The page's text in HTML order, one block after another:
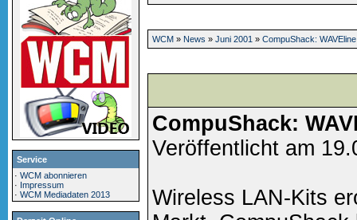
Service
·WCM abonnieren
· Impressum
·WCM Mediadaten 2013
WCM» News » Juni 2001 » CompuShack: WAVEline
CompuShack:
Veröffentlicht am
Wireless LAN-Kits